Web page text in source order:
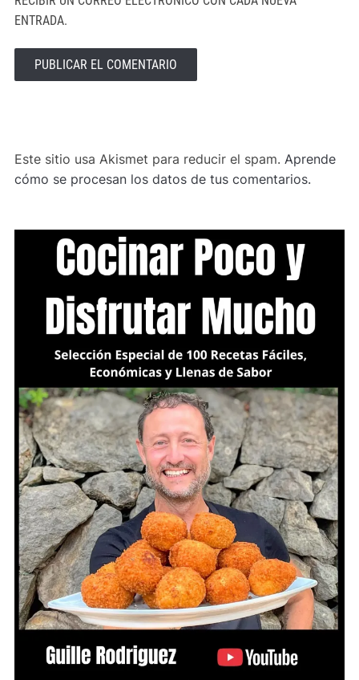
ENTRADA.
Este sitio usa Akismet para reducir el spam. Aprende
cómo se procesan los datos de tus comentarios.